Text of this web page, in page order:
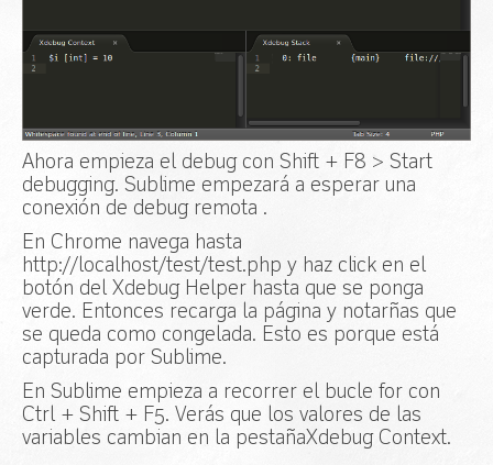
Ahora empieza el debug con Shift + F8 > Start
debugging. Sublime empezará a esperar una
conexión de debug remota .
En Chrome navega hasta
http://localhost/test/test.php y haz click en el
botón del Xdebug Helper hasta que se ponga
verde. Entonces recarga la página y notarñas que
se queda como congelada. Esto es porque está
capturada por Sublime.
En Sublime empieza a recorrer el bucle for con
Ctrl + Shift + F5. Verás que los valores de las
variables cambian en la pestañaXdebug Context.